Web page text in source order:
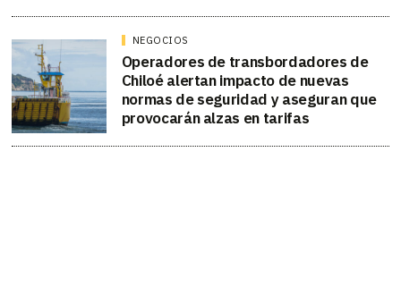
NEGOCIOS
Operadores de transbordadores de
Chiloé alertan impacto de nuevas
normas de seguridad y aseguran que
provocarán alzas en tarifas